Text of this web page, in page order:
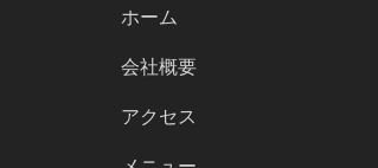
ホーム
会社概要
アクセス